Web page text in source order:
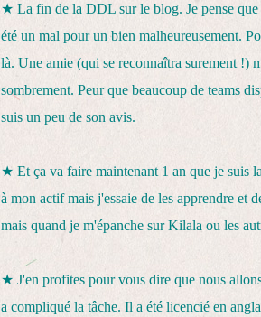
★ La fin de la DDL sur le blog. Je pense
été un mal pour un bien malheureusement.
là. Une amie (qui se reconnaîtra surement !)
sombrement. Peur que beaucoup de teams
suis un peu de son avis.
★ Et ça va faire maintenant 1 an que je suis
à mon actif mais j'essaie de les apprendre et
mais quand je m'épanche sur Kilala ou les
★ J'en profites pour vous dire que nous
a compliqué la tâche. Il a été licencié en